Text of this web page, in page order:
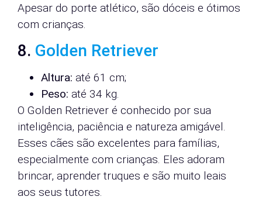
Apesar do porte atlético, são dóceis e ótimos
com crianças.
8. Golden Retriever
Altura: até 61 cm;
Peso: até 34 kg.
O Golden Retriever é conhecido por sua
inteligência, paciência e natureza amigável.
Esses cães são excelentes para famílias,
especialmente com crianças. Eles adoram
brincar, aprender truques e são muito leais
aos seus tutores.